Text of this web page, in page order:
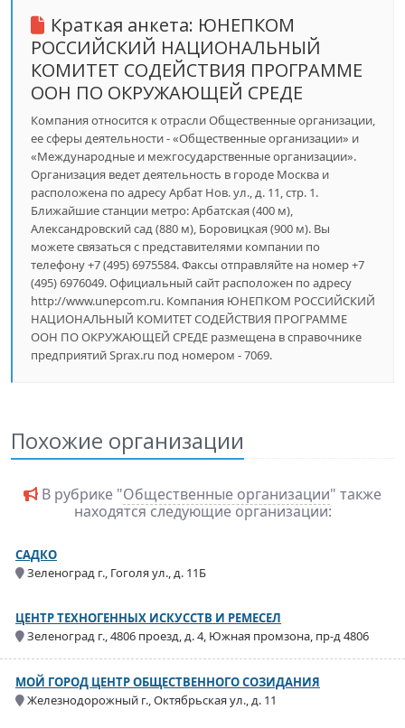
Краткая анкета: ЮНЕПКОМ
РОССИЙСКИЙ НАЦИОНАЛЬНЫЙ
КОМИТЕТ СОДЕЙСТВИЯ ПРОГРАММЕ
ООН ПО ОКРУЖАЮЩЕЙ СРЕДЕ
Компания относится к отрасли Общественные организации,
ее сферы деятельности - «Общественные организации» и
«Международные и межгосударственные организации».
Организация ведет деятельность в городе Москва и
расположена по адресу Арбат Нов. ул., д. 11, стр. 1.
Ближайшие станции метро: Арбатская (400 м),
Александровский сад (880 м), Боровицкая (900 м). Вы
можете связаться с представителями компании по
телефону +7 (495) 6975584. Факсы отправляйте на номер +7
(495) 6976049. Официальный сайт расположен по адресу
http://www.unepcom.ru. Компания ЮНЕПКОМ РОССИЙСКИЙ
НАЦИОНАЛЬНЫЙ КОМИТЕТ СОДЕЙСТВИЯ ПРОГРАММЕ
ООН ПО ОКРУЖАЮЩЕЙ СРЕДЕ размещена в справочнике
предприятий Sprax.ru под номером - 7069.
Похожие организации
В рубрике "Общественные организации" также
находятся следующие организации:
САДКО
Зеленоград г., Гоголя ул., д. 11Б
ЦЕНТР ТЕХНОГЕННЫХ ИСКУССТВ И РЕМЕСЕЛ
Зеленоград г., 4806 проезд, д. 4, Южная промзона, пр-д 4806
МОЙ ГОРОД ЦЕНТР ОБЩЕСТВЕННОГО СОЗИДАНИЯ
Железнодорожный г., Октябрьская ул., д. 11